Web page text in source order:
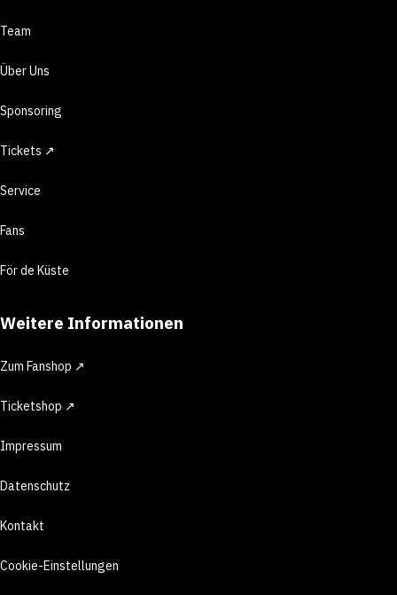
Team
Über Uns
Sponsoring
Tickets ↗
Service
Fans
För de Küste
Weitere Informationen
Zum Fanshop ↗
Ticketshop ↗
Impressum
Datenschutz
Kontakt
Cookie-Einstellungen